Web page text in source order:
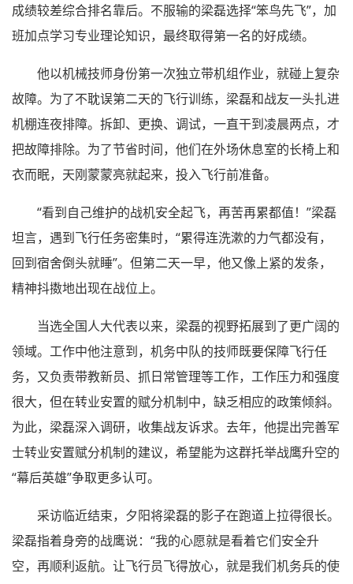
成绩较差综合排名靠后。不服输的梁磊选择“笨鸟先飞”，加
班加点学习专业理论知识，最终取得第一名的好成绩。
他以机械技师身份第一次独立带机组作业，就碰上复杂
故障。为了不耽误第二天的飞行训练，梁磊和战友一头扎进
机棚连夜排障。拆卸、更换、调试，一直干到凌晨两点，才
把故障排除。为了节省时间，他们在外场休息室的长椅上和
衣而眠，天刚蒙蒙亮就起来，投入飞行前准备。
“看到自己维护的战机安全起飞，再苦再累都值！”梁磊
坦言，遇到飞行任务密集时，“累得连洗漱的力气都没有，
回到宿舍倒头就睡”。但第二天一早，他又像上紧的发条，
精神抖擞地出现在战位上。
当选全国人大代表以来，梁磊的视野拓展到了更广阔的
领域。工作中他注意到，机务中队的技师既要保障飞行任
务，又负责带教新员、抓日常管理等工作，工作压力和强度
很大，但在转业安置的赋分机制中，缺乏相应的政策倾斜。
为此，梁磊深入调研，收集战友诉求。去年，他提出完善军
士转业安置赋分机制的建议，希望能为这群托举战鹰升空的
“幕后英雄”争取更多认可。
采访临近结束，夕阳将梁磊的影子在跑道上拉得很长。
梁磊指着身旁的战鹰说：“我的心愿就是看着它们安全升
空，再顺利返航。让飞行员飞得放心，就是我们机务兵的使